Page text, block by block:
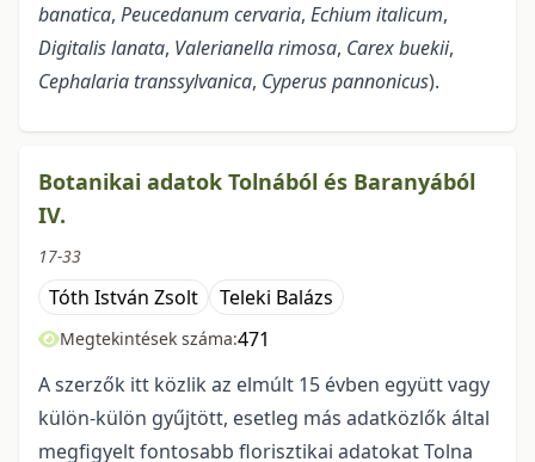
banatica, Peucedanum cervaria, Echium italicum,
Digitalis lanata, Valerianella rimosa, Carex buekii,
Cephalaria transsylvanica, Cyperus pannonicus).
Botanikai adatok Tolnából és Baranyából
IV.
17-33
Tóth István Zsolt Teleki Balázs
Megtekintések száma:471
A szerzők itt közlik az elmúlt 15 évben együtt vagy
külön-külön gyűjtött, esetleg más adatközlők által
megfigyelt fontosabb florisztikai adatokat Tolna